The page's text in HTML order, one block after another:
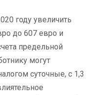
году увеличить
до 607 евро и
предельной
могут
суточные, с 1,3